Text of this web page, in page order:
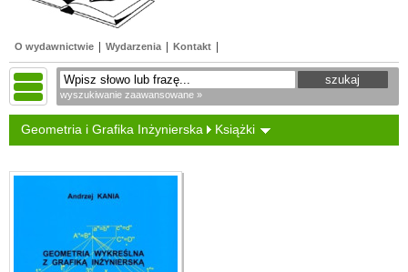
O wydawnictwie Wydarzenia Kontakt
wyszukiwanie zaawansowane »
Geometria i Grafika Inżynierska Książki